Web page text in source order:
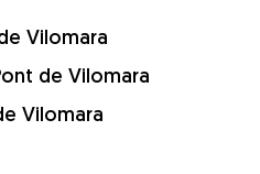
Vilomara
de Vilomara
Vilomara